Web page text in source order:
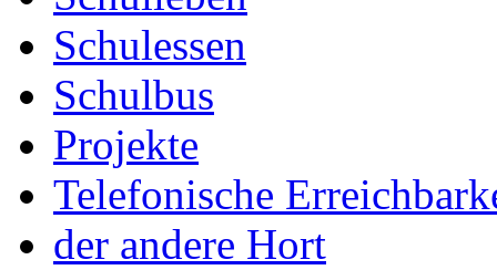
Schulessen
Schulbus
Projekte
Telefonische
der andere Hort